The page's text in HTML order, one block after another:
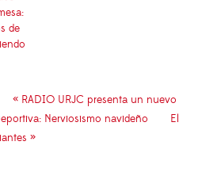
de
« RADIO URJC presenta un nuevo
Nerviosismo navideño
El
»